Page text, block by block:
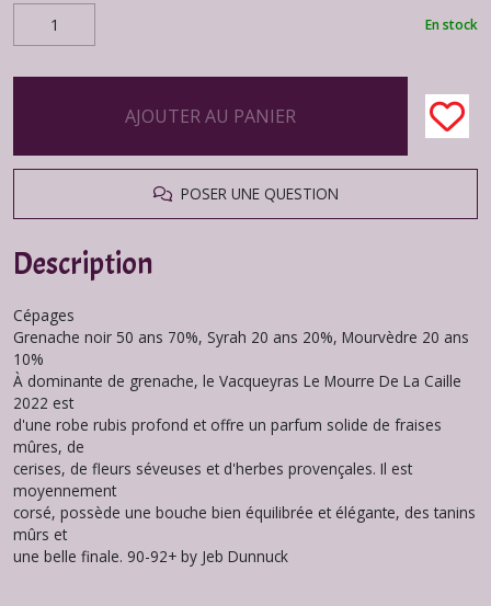
En stock
AJOUTER AU PANIER
POSER UNE QUESTION
Description
Cépages
Grenache noir 50 ans 70%, Syrah 20 ans 20%, Mourvèdre 20 ans
10%
À dominante de grenache, le Vacqueyras Le Mourre De La Caille
2022 est
d'une robe rubis profond et offre un parfum solide de fraises
mûres, de
cerises, de fleurs séveuses et d'herbes provençales. Il est
moyennement
corsé, possède une bouche bien équilibrée et élégante, des tanins
mûrs et
une belle finale. 90-92+ by Jeb Dunnuck